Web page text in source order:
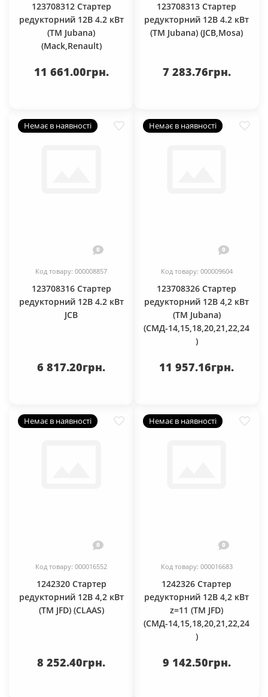
123708312 Стартер
редукторний 12В 4.2 кВт
(ТМ Jubana)
(Mack,Renault)
11 661.00грн.
123708313 Стартер
редукторний 12В 4.2 кВт
(ТМ Jubana) (JCB,Mosa)
7 283.76грн.
Немає в наявності
0
Код товару: 000008857
123708316 Стартер
редукторний 12В 4.2 кВт
JCB
6 817.20грн.
Немає в наявності
0
Код товару: 000009604
123708326 Стартер
редукторний 12В 4,2 кВт
(TM Jubana)
(СМД-14,15,18,20,21,22,24
)
11 957.16грн.
Немає в наявності
0
Код товару: 000016552
1242320 Стартер
редукторний 12В 4,2 кВт
(TM JFD) (CLAAS)
8 252.40грн.
Немає в наявності
0
Код товару: 000016683
1242326 Стартер
редукторний 12В 4,2 кВт
z=11 (TM JFD)
(СМД-14,15,18,20,21,22,24
)
9 142.50грн.